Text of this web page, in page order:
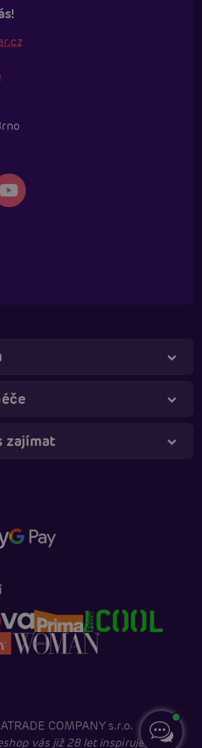
zajímat
COMPANY s.r.o.
vás již 28 let inspiruje k
asistentka